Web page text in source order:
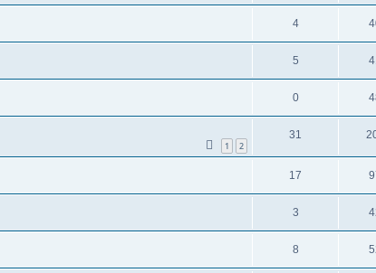
4
5
0
1 2
31
17
3
8